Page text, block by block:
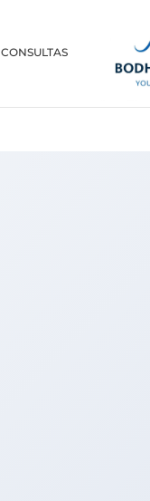
CONSULTAS